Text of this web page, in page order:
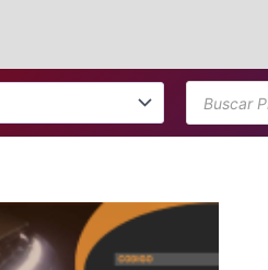
Búsqueda
de
productos